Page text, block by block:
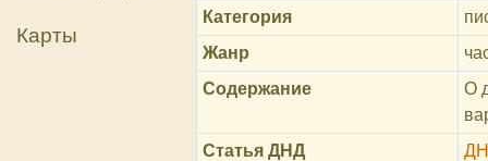
Карты
Категория
Жанр
Содержание
О
Статья ДНД